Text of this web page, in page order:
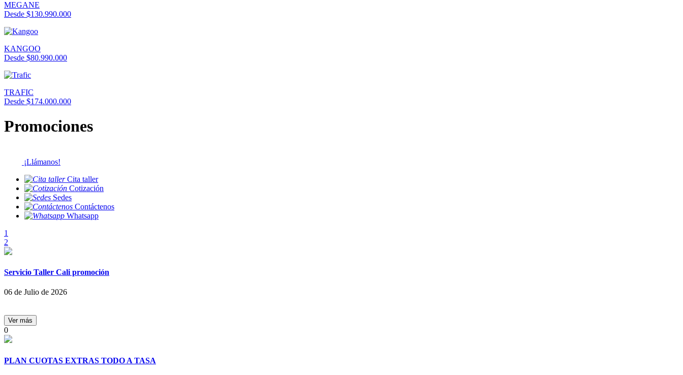
MEGANE
Desde $130.990.000
KANGOO
Desde $80.990.000
TRAFIC
Desde $174.000.000
Promociones
¡Llámanos!
Cita taller
Cotización
Sedes
Contáctenos
Whatsapp
1
2
Servicio Taller Cali promoción
06 de Julio de 2026
0
PLAN CUOTAS EXTRAS TODO A TASA